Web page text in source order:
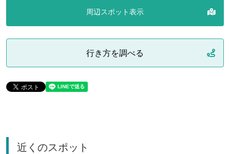
周辺スポット表示
行き方を調べる
近くのスポット